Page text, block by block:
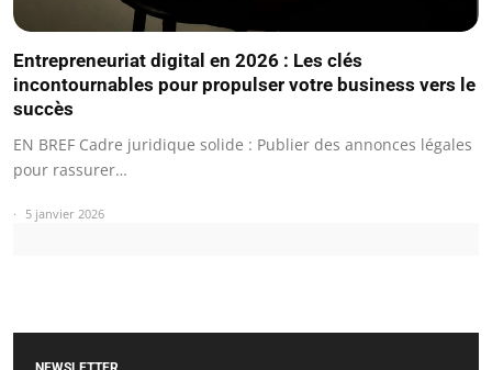
Entrepreneuriat digital en 2026 : Les clés
incontournables pour propulser votre business vers le
succès
EN BREF Cadre juridique solide : Publier des annonces légales
pour rassurer…
5 janvier 2026